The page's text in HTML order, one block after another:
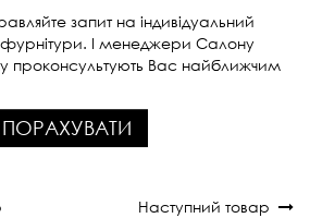
запит на індивідуальний
І менеджери Салону
проконсультують Вас найближчим
ПОРАХУВАТИ
Наступний товар